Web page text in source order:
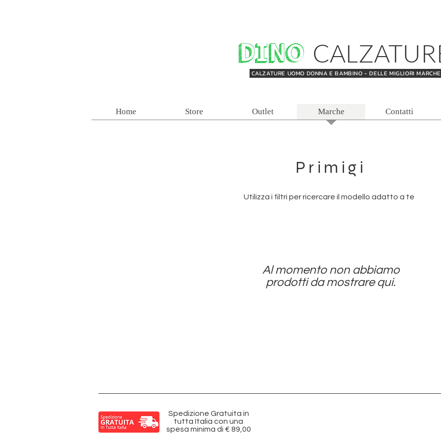
DINO
CALZATURE UOMO DONNA E BAMBINO - DELLE MIGLIORI MARCHE
Home Store Outlet Marche Contatti
Primigi
Utilizza i filtri per ricercare il modello adatto a te
Al momento non abbiamo
prodotti da mostrare qui.
Spedizione Gratuita in
tutta Italia con una
spesa minima di € 89,00